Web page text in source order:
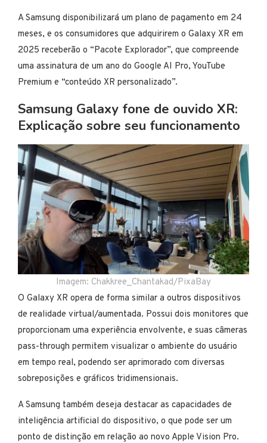
A Samsung disponibilizará um plano de pagamento em 24
meses, e os consumidores que adquirirem o Galaxy XR em
2025 receberão o “Pacote Explorador”, que compreende
uma assinatura de um ano do Google AI Pro, YouTube
Premium e “conteúdo XR personalizado”.
Samsung Galaxy fone de ouvido XR:
Explicação sobre seu funcionamento
Imagem: Chakkree_Chantakad/PixaBay
O Galaxy XR opera de forma similar a outros dispositivos
de realidade virtual/aumentada. Possui dois monitores que
proporcionam uma experiência envolvente, e suas câmeras
pass-through permitem visualizar o ambiente do usuário
em tempo real, podendo ser aprimorado com diversas
sobreposições e gráficos tridimensionais.
A Samsung também deseja destacar as capacidades de
inteligência artificial do dispositivo, o que pode ser um
ponto de distinção em relação ao novo Apple Vision Pro.